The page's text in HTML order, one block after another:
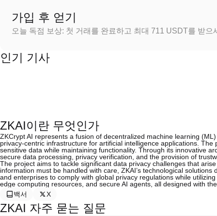
가입 후 얻기
오늘 독점 보상: 첫 거래를 완료하고 최대 711 USDT를 받으
인기 기사
ZKAI이란 무엇인가
ZKCrypt AI represents a fusion of decentralized machine learning
privacy-centric infrastructure for artificial intelligence applications.
sensitive data while maintaining functionality. Through its innovative
secure data processing, privacy verification, and the provision of
The project aims to tackle significant data privacy challenges that
information must be handled with care, ZKAI’s technological
and enterprises to comply with global privacy regulations while
edge computing resources, and secure AI agents, all designed with
백서
X
ZKAI 자주 묻는 질문